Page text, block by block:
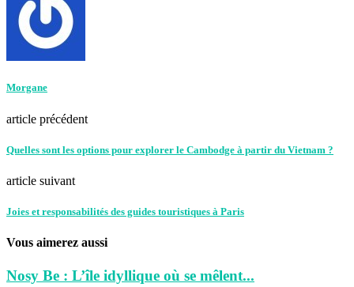
Morgane
article précédent
Quelles sont les options pour explorer le Cambodge à partir du Vietnam ?
article suivant
Joies et responsabilités des guides touristiques à Paris
Vous aimerez aussi
Nosy Be : L’île idyllique où se mêlent...